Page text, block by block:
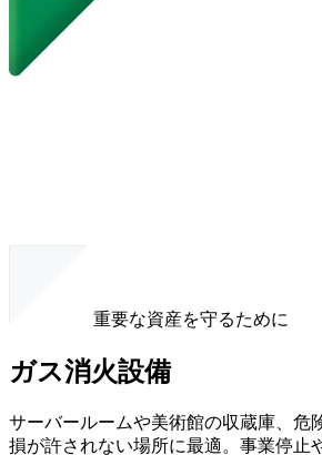
重要な資産を守るために
ガス消火設備
サーバールームや美術館の収蔵庫、危
損が許されない場所に最適。事業停止